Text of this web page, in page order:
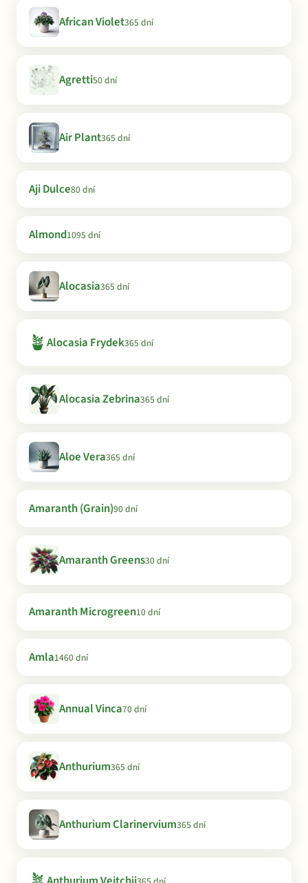
African Violet365 dní
Agretti50 dní
Air Plant365 dní
Aji Dulce80 dní
Almond1095 dní
Alocasia365 dní
🪴 Alocasia Frydek365 dní
Alocasia Zebrina365 dní
Aloe Vera365 dní
Amaranth (Grain)90 dní
Amaranth Greens30 dní
Amaranth Microgreen10 dní
Amla1460 dní
Annual Vinca70 dní
Anthurium365 dní
Anthurium Clarinervium365 dní